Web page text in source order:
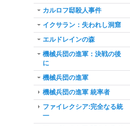
カルロフ邸殺人事件
イクサラン：失われし洞窟
エルドレインの森
機械兵団の進軍：決戦の後
に
機械兵団の進軍
機械兵団の進軍 統率者
ファイレクシア:完全なる統
一